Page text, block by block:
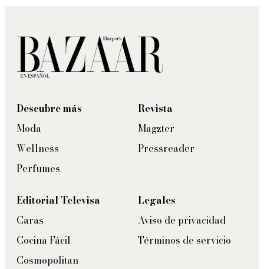
Descubre más
Moda
Wellness
Perfumes
Revista
Magzter
Pressreader
Editorial Televisa
Caras
Cocina Fácil
Cosmopolitan
Legales
Aviso de privacidad
Términos de servicio